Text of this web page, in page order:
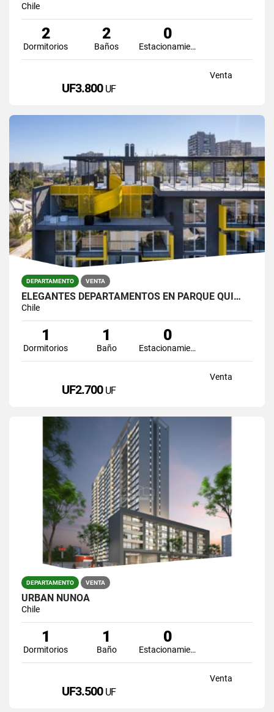
Chile
2
Dormitorios
2
Baños
0
Estacionamiento
Venta
UF3.800 UF
DEPARTAMENTO VENTA
ELEGANTES DEPARTAMENTOS EN PARQUE QUI…
Chile
1
Dormitorios
1
Baño
0
Estacionamiento
Venta
UF2.700 UF
DEPARTAMENTO VENTA
URBAN ÑUÑOA
Chile
1
Dormitorios
1
Baño
0
Estacionamiento
Venta
UF3.500 UF